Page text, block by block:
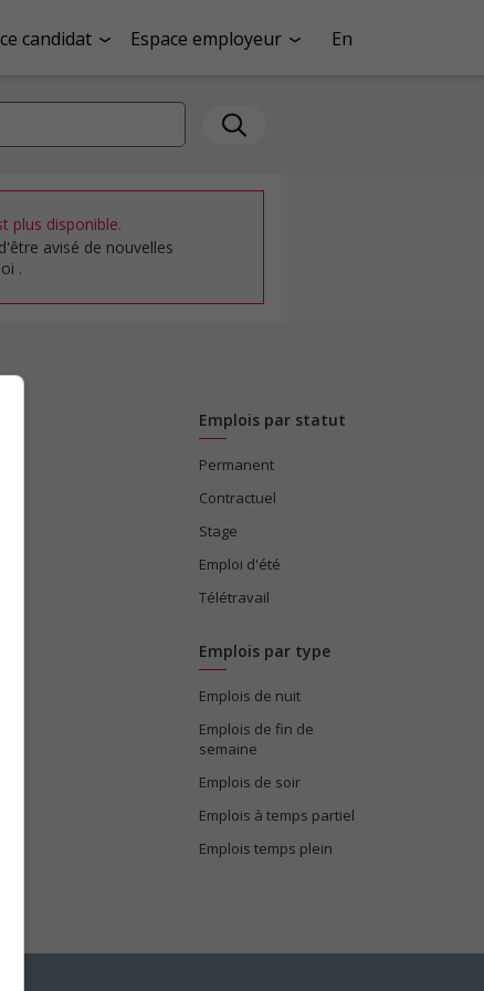
candidat Espace employeur En
plus disponible.
avisé de nouvelles
.
Emplois par statut
Permanent
Contractuel
Stage
Emploi d'été
Télétravail
Emplois par type
Emplois de nuit
Emplois de fin de
semaine
Emplois de soir
Emplois à temps partiel
Emplois temps plein